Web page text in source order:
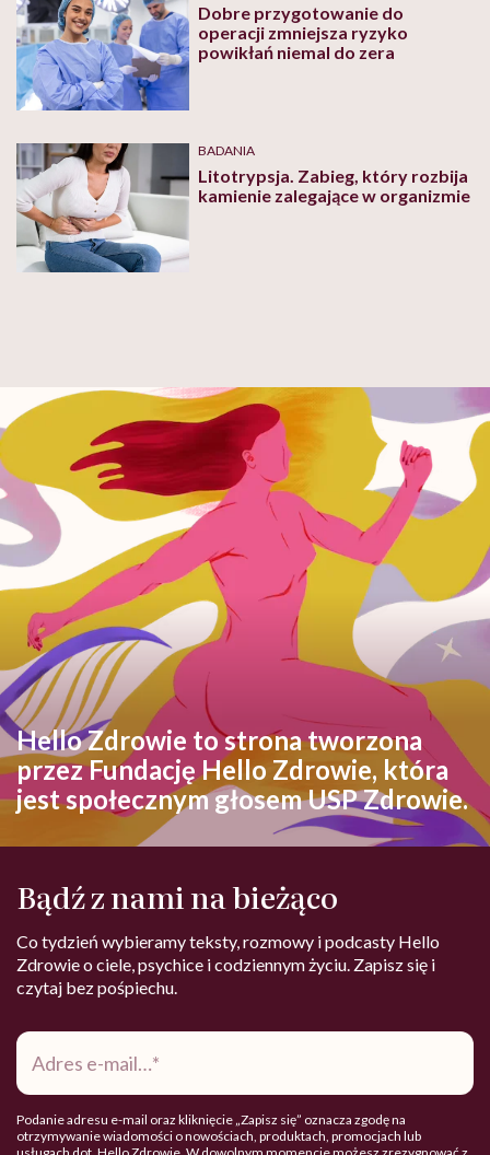
Dobre przygotowanie do
operacji zmniejsza ryzyko
powikłań niemal do zera
BADANIA
Litotrypsja. Zabieg, który rozbija
kamienie zalegające w organizmie
Hello Zdrowie to strona tworzona
przez Fundację Hello Zdrowie, która
jest społecznym głosem USP Zdrowie.
Bądź z nami na bieżąco
Co tydzień wybieramy teksty, rozmowy i podcasty Hello
Zdrowie o ciele, psychice i codziennym życiu. Zapisz się i
czytaj bez pośpiechu.
Adres
mail*
Podanie adresu e-mail oraz kliknięcie „Zapisz się” oznacza zgodę na
otrzymywanie wiadomości o nowościach, produktach, promocjach lub